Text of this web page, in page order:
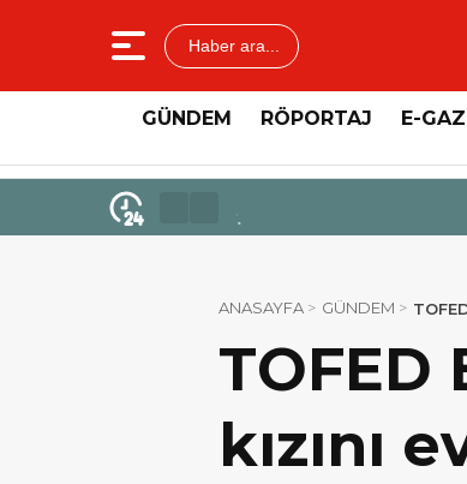
Haber ara...
GÜNDEM RÖPORTAJ E-
Mercedes-Benz
ANASAYFA GÜNDEM
TOFED
kızını